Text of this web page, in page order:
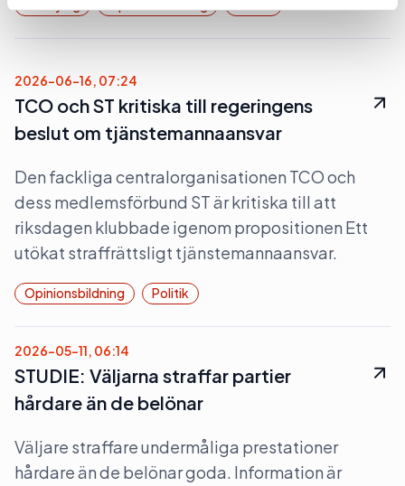
2026-06-16, 07:24
TCO och ST kritiska till regeringens
beslut om tjänstemannaansvar
Den fackliga centralorganisationen TCO och
dess medlemsförbund ST är kritiska till att
riksdagen klubbade igenom propositionen Ett
utökat straffrättsligt tjänstemannaansvar.
Opinionsbildning Politik
2026-05-11, 06:14
STUDIE: Väljarna straffar partier
hårdare än de belönar
Väljare straffare undermåliga prestationer
hårdare än de belönar goda. Information är